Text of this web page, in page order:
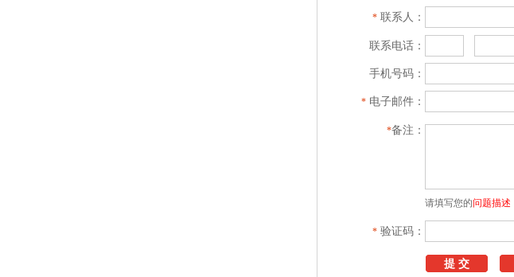
* 联系人：
联系电话：
手机号码：
* 电子邮件：
*备注：
请填写您的问题描述
* 验证码：